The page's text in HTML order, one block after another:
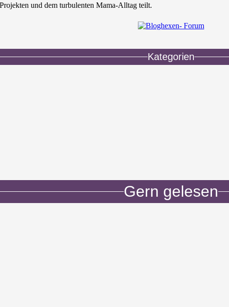
und dem turbulenten Mama-Alltag teilt.
Kategorien
Gern gelesen